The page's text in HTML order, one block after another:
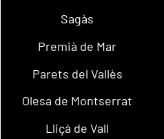
Sagàs
Premià de Mar
Parets del Vallès
Olesa de Montserrat
Lliçà de Vall